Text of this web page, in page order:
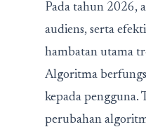
Pada tahun 2026,
audiens, serta
hambatan utama
Algoritma
kepada pengguna.
perubahan